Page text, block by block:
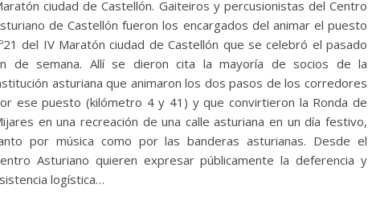
ciudad de Castellón. Gaiteiros y percusionistas del Centro
de Castellón fueron los encargados del animar el puesto
del IV Maratón ciudad de Castellón que se celebró el pasado
de semana. Allí se dieron cita la mayoría de socios de la
asturiana que animaron los dos pasos de los corredores
ese puesto (kilómetro 4 y 41) y que convirtieron la Ronda de
en una recreación de una calle asturiana en un día festivo,
por música como por las banderas asturianas. Desde el
Asturiano quieren expresar públicamente la deferencia y
logística…